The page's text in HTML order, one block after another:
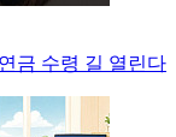
금 수령 길 열린다